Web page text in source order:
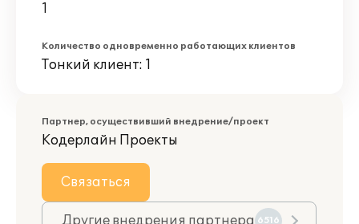
1
Количество одновременно работающих клиентов
Тонкий клиент: 1
Партнер, осуществивший внедрение/проект
Кодерлайн Проекты
Связаться
Другие внедрения партнера 6516